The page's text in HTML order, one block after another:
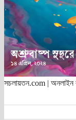
সচলায়তন.com | অনলাইন